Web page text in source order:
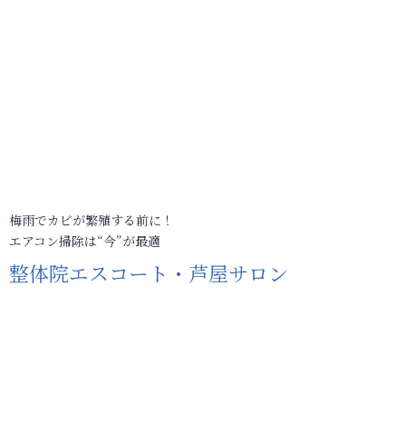
梅雨でカビが繁殖する前に！
エアコン掃除は“今”が最適
整体院エスコート・芦屋サロン